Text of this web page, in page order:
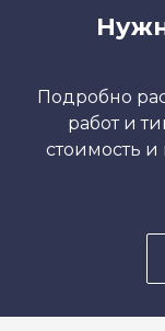
Подробно
работ и
стоимость